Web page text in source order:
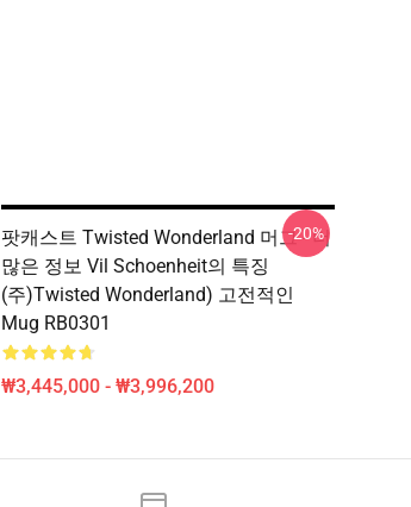
팟캐스트 Twisted Wonderland 머그 - 더
많은 정보 Vil Schoenheit의 특징
(주)Twisted Wonderland) 고전적인
Mug RB0301
₩3,445,000 - ₩3,996,200
-20%